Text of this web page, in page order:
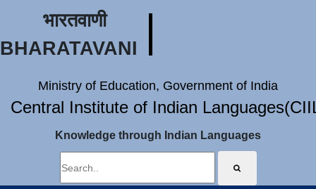
भारतवाणी
BHARATAVANI
Ministry of Education, Government of India
Central Institute of Indian
Knowledge through Indian Languages